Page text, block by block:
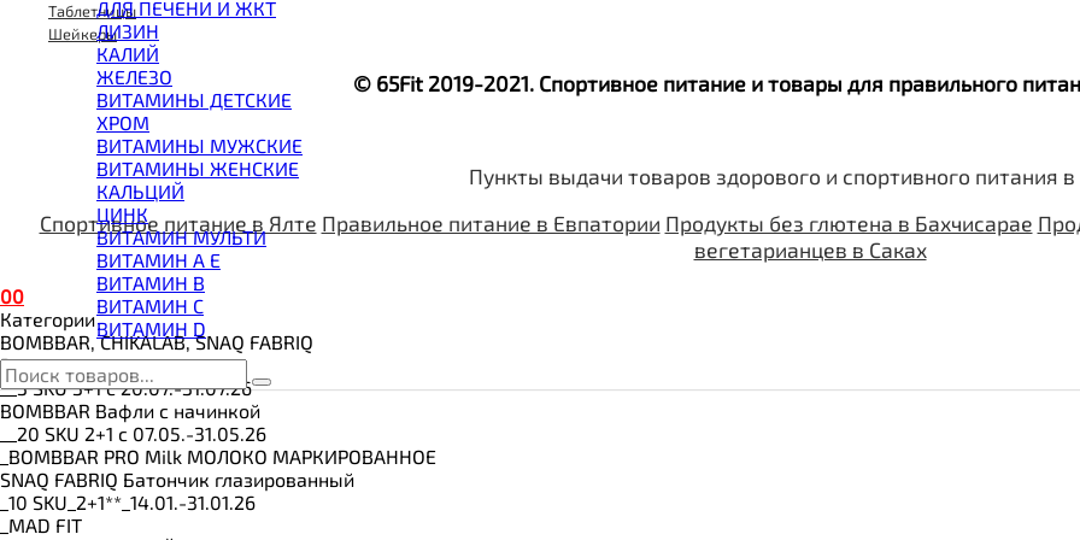
ВОССТАНОВИТЕЛИ
ГЕЙНЕР
ГИАЛУРОНОВАЯ КИСЛОТА
ГЛЮТАМИН
ГУАРАНА
ДЛЯ СУСТАВОВ И СВЯЗОК
ДОБАВКИ ДЛЯ СНА
ЖИРОСЖИГАТЕЛИ
КОЛЛАГЕН
КОЭНЗИМ Q10
КРЕАТИН
ПОЛЕЗНЫЕ ЖИРЫ
ПРОТЕИН
ПРОТЕИНОВОЕ ПЕЧЕНЬЕ
ПРОТЕИНОВЫЕ БАТОНЧИКИ
ПРОТЕИНОВЫЕ КАШИ
ТЕСТОБУСТЕРЫ
ЦИТРУЛЛИН МАЛАТ
ПРЕДТРЕНИРОВОЧНЫЕ КОМПЛЕКСЫ
ЭНЕРГЕТИКИ И ЖИРОСЖИГАТЕЛИ#
ДЛЯ ПЕЧЕНИ И ЖКТ
ЛИЗИН
КАЛИЙ
ЖЕЛЕЗО
ВИТАМИНЫ ДЕТСКИЕ
ХРОМ
ВИТАМИНЫ МУЖСКИЕ
ВИТАМИНЫ ЖЕНСКИЕ
КАЛЬЦИЙ
ЦИНК
ВИТАМИН МУЛЬТИ
ВИТАМИН A E
ВИТАМИН B
ВИТАМИН C
ВИТАМИН D
Таблетницы
Шейкеры
© 65Fit 2019-2021. Спортивное питание и товары для правильного
Пункты выдачи товаров здорового и спортивного питания
Спортивное питание в Ялте Правильное питание в Евпатории Продукты без глютена в Бахчисарае
вегетарианцев в Саках
00
Категории
BOMBBAR, CHIKALAB, SNAQ FABRIQ
Все товары категории
__3 SKU 3+1 с 20.07.-31.07.26
BOMBBAR Вафли с начинкой
__20 SKU 2+1 с 07.05.-31.05.26
_BOMBBAR PRO Milk МОЛОКО МАРКИРОВАННОЕ
SNAQ FABRIQ Батончик глазированный
_10 SKU_2+1**_14.01.-31.01.26
_MAD FIT